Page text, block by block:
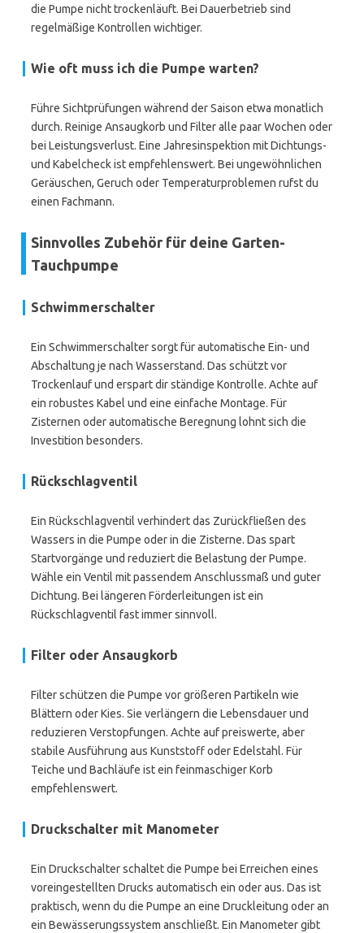
die Pumpe nicht trockenläuft. Bei Dauerbetrieb sind
regelmäßige Kontrollen wichtiger.
Wie oft muss ich die Pumpe warten?
Führe Sichtprüfungen während der Saison etwa monatlich
durch. Reinige Ansaugkorb und Filter alle paar Wochen oder
bei Leistungsverlust. Eine Jahresinspektion mit Dichtungs-
und Kabelcheck ist empfehlenswert. Bei ungewöhnlichen
Geräuschen, Geruch oder Temperaturproblemen rufst du
einen Fachmann.
Sinnvolles Zubehör für deine Garten-
Tauchpumpe
Schwimmerschalter
Ein Schwimmerschalter sorgt für automatische Ein- und
Abschaltung je nach Wasserstand. Das schützt vor
Trockenlauf und erspart dir ständige Kontrolle. Achte auf
ein robustes Kabel und eine einfache Montage. Für
Zisternen oder automatische Beregnung lohnt sich die
Investition besonders.
Rückschlagventil
Ein Rückschlagventil verhindert das Zurückfließen des
Wassers in die Pumpe oder in die Zisterne. Das spart
Startvorgänge und reduziert die Belastung der Pumpe.
Wähle ein Ventil mit passendem Anschlussmaß und guter
Dichtung. Bei längeren Förderleitungen ist ein
Rückschlagventil fast immer sinnvoll.
Filter oder Ansaugkorb
Filter schützen die Pumpe vor größeren Partikeln wie
Blättern oder Kies. Sie verlängern die Lebensdauer und
reduzieren Verstopfungen. Achte auf preiswerte, aber
stabile Ausführung aus Kunststoff oder Edelstahl. Für
Teiche und Bachläufe ist ein feinmaschiger Korb
empfehlenswert.
Druckschalter mit Manometer
Ein Druckschalter schaltet die Pumpe bei Erreichen eines
voreingestellten Drucks automatisch ein oder aus. Das ist
praktisch, wenn du die Pumpe an eine Druckleitung oder an
ein Bewässerungssystem anschließt. Ein Manometer gibt